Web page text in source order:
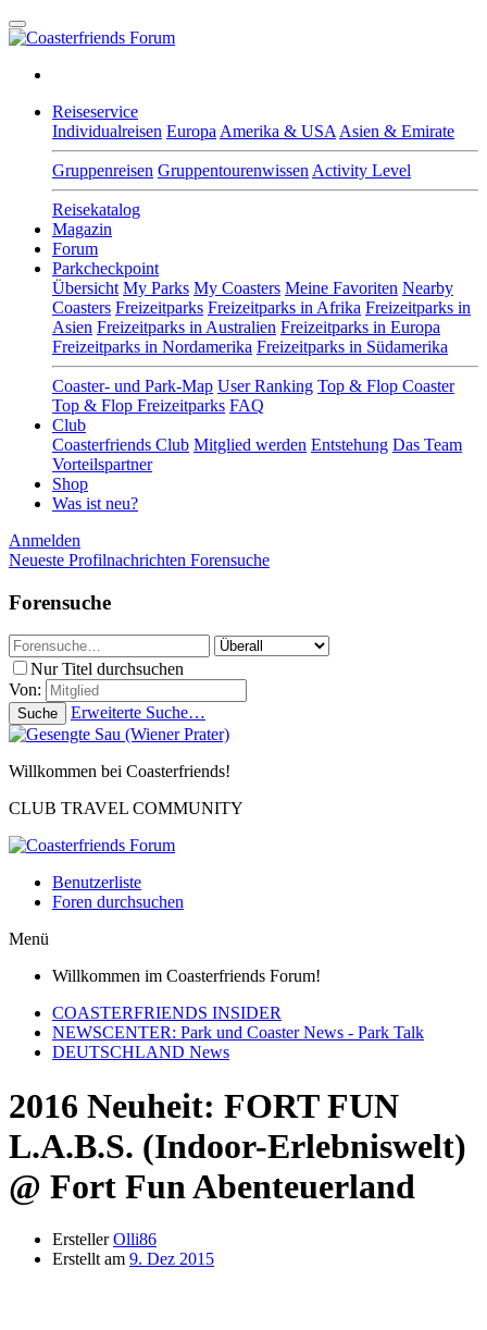
Reiseservice
Individualreisen Europa Amerika & USA Asien & Emirate
Gruppenreisen Gruppentourenwissen Activity Level
Reisekatalog
Magazin
Forum
Parkcheckpoint
Übersicht My Parks My Coasters Meine Favoriten Nearby
Coasters Freizeitparks Freizeitparks in Afrika Freizeitparks in
Asien Freizeitparks in Australien Freizeitparks in Europa
Freizeitparks in Nordamerika Freizeitparks in Südamerika
Coaster- und Park-Map User Ranking Top & Flop Coaster
Top & Flop Freizeitparks FAQ
Club
Coasterfriends Club Mitglied werden Entstehung Das Team
Vorteilspartner
Shop
Was ist neu?
Anmelden
Neueste Profilnachrichten Forensuche
Forensuche
Nur Titel durchsuchen
Von:
Suche Erweiterte Suche…
Willkommen bei Coasterfriends!
CLUB TRAVEL COMMUNITY
Benutzerliste
Foren durchsuchen
Menü
Willkommen im Coasterfriends Forum!
COASTERFRIENDS INSIDER
NEWSCENTER: Park und Coaster News - Park Talk
DEUTSCHLAND News
2016 Neuheit: FORT FUN
L.A.B.S. (Indoor-Erlebniswelt)
@ Fort Fun Abenteuerland
Ersteller Olli86
Erstellt am 9. Dez 2015